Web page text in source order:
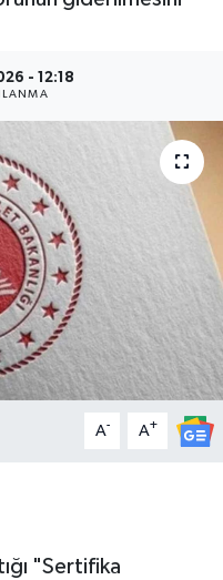
- 12:18
A- A+
"Sertifika